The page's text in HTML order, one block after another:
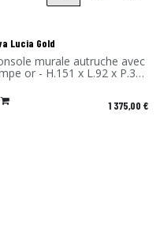
Lucia Gold
murale autruche avec
or - H.151 x L.92 x P.34
- Design Rachel & Benoît
- Matériau: Stratifié
- Fabriqué en France
1 375,00 €